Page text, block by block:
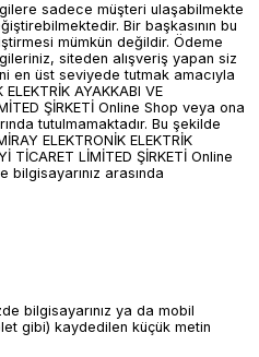
sadece müşteri ulaşabilmekte
Bir başkasının bu
mümkün değildir. Ödeme
siteden alışveriş yapan siz
en üst seviyede tutmak amacıyla
AYAKKABI VE
ŞİRKETİ Online Shop veya ona
tutulmamaktadır. Bu şekilde
ELEKTRONİK ELEKTRİK
TİCARET LİMİTED ŞİRKETİ Online
arasında
bilgisayarınız ya da mobil
gibi) kaydedilen küçük metin